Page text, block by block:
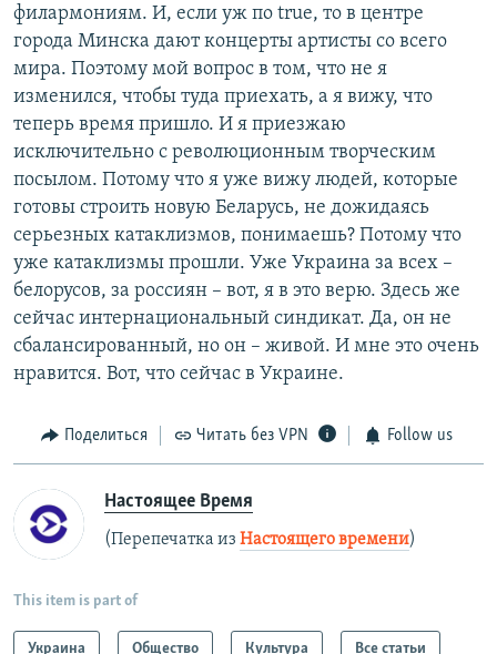
филармониям. И, если уж по true, то в центре
города Минска дают концерты артисты со всего
мира. Поэтому мой вопрос в том, что не я
изменился, чтобы туда приехать, а я вижу, что
теперь время пришло. И я приезжаю
исключительно с революционным творческим
посылом. Потому что я уже вижу людей, которые
готовы строить новую Беларусь, не дожидаясь
серьезных катаклизмов, понимаешь? Потому что
уже катаклизмы прошли. Уже Украина за всех –
белорусов, за россиян – вот, я в это верю. Здесь же
сейчас интернациональный синдикат. Да, он не
сбалансированный, но он – живой. И мне это очень
нравится. Вот, что сейчас в Украине.
Поделиться Читать без VPN Follow us
Настоящее Время
(Перепечатка из Настоящего времени)
This item is part of
Украина Общество Культура Все статьи